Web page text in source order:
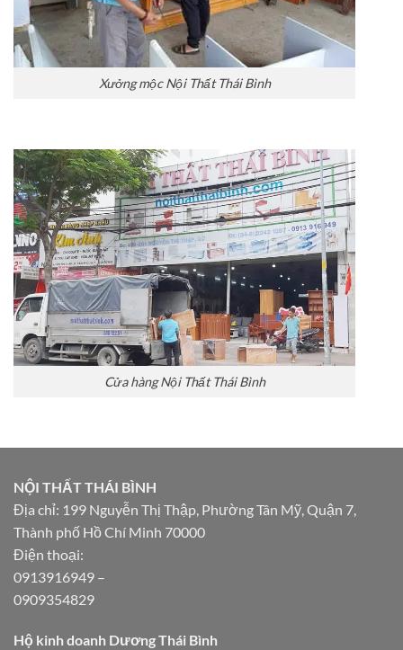
Xưởng mộc Nội Thất Thái Bình
Cửa hàng Nội Thất Thái Bình
NỘI THẤT THÁI BÌNH
Địa chỉ: 199 Nguyễn Thị Thập, Phường Tân Mỹ, Quận 7,
Thành phố Hồ Chí Minh 70000
Điện thoại:
0913916949 –
0909354829
Hộ kinh doanh Dương Thái Bình